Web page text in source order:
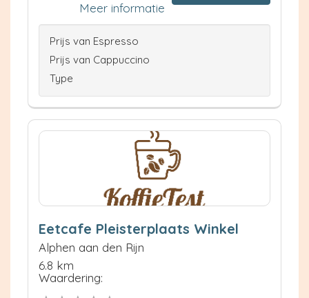
Meer informatie
Prijs van Espresso
Prijs van Cappuccino
Type
Eetcafe Pleisterplaats Winkel
Alphen aan den Rijn
6.8 km
Waardering: